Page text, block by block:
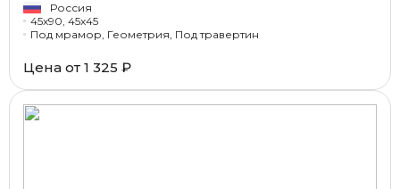
Россия
45x90, 45x45
Под мрамор, Геометрия, Под травертин
Цена от 1 325 ₽